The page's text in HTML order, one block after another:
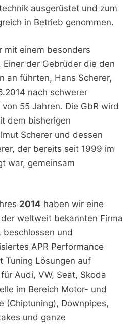
ausgerüstet und zum
in Betrieb genommen.
mit einem besonders
Einer der Gebrüder die den
an führten, Hans Scherer,
nach schwerer
55 Jahren. Die GbR wird
dem bisherigen
Scherer und dessen
der bereits seit 1999 im
war, gemeinsam
2014 haben wir eine
weltweit bekannten Firma
beschlossen und
APR Performance
Tuning Lösungen auf
Audi, VW, Seat, Skoda
im Bereich Motor- und
(Chiptuning), Downpipes,
und ganze